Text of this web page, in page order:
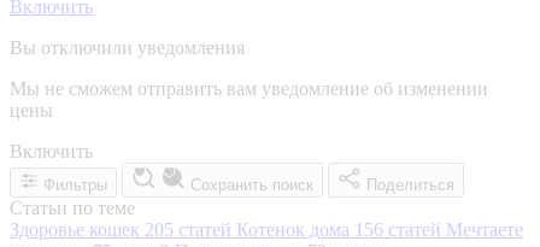
Включить
Вы отключили уведомления
Мы не сможем отправить вам уведомление об изменении
цены
Включить
Фильтры Сохранить поиск Поделиться
Статьи по теме
Здоровье кошек 205 статей Котенок дома 156 статей Мечтаете